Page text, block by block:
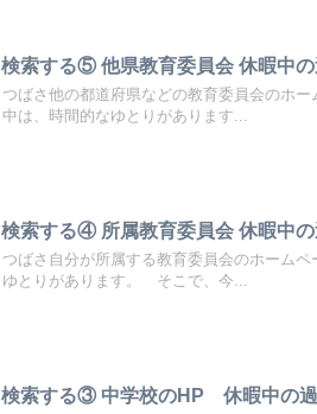
検索する⑤ 他県教育委員会 休暇中
つばさ他の都道府県などの教育委員会のホ
中は、時間的なゆとりがあります...
検索する④ 所属教育委員会 休暇中
つばさ自分が所属する教育委員会のホーム
ゆとりがあります。 そこで、今...
検索する③ 中学校のHP 休暇中の過